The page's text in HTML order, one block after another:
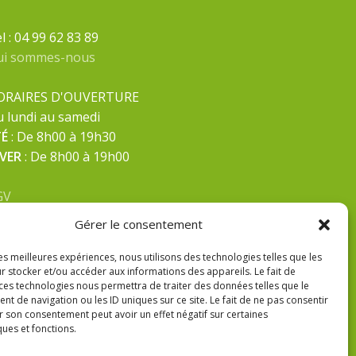
Gérer le consentement
meilleures expériences, nous utilisons des technologies telles que les
stocker et/ou accéder aux informations des appareils. Le fait de
technologies nous permettra de traiter des données telles que le
de navigation ou les ID uniques sur ce site. Le fait de ne pas consentir
son consentement peut avoir un effet négatif sur certaines
et fonctions.
: 04 99 62 83 89
sommes-nous
D'OUVERTURE
lundi au samedi
: De 8h00 à 19h30
: De 8h00 à 19h00
Légales